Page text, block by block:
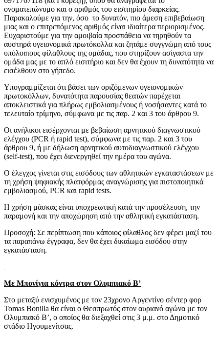
ονοματεπώνυμο και ο αριθμός του εισιτηρίου διαρκείας.
Παρακαλούμε για την, όσο το δυνατόν, πιο άμεση επιβεβαίωση
μιας και ο επιτρεπόμενος αριθμός είναι ιδιαίτερα περιορισμένος.
Ευχαριστούμε για την αμοιβαία προσπάθεια να τηρηθούν τα
αυστηρά υγειονομικά πρωτόκολλα και ζητάμε συγγνώμη από τους
υπόλοιπους φίλαθλους της ομάδας, που στηρίζουν ασίγαστα την
ομάδα μας με το απλό εισιτήριο και δεν θα έχουν τη δυνατότητα να
εισέλθουν στο γήπεδο.
Υπογραμμίζεται ότι βάσει των οριζόμενων υγειονομικών
πρωτοκόλλων, δυνατότητα παρουσίας θεατών παρέχεται
αποκλειστικά για πλήρως εμβολιασμένους ή νοσήσαντες κατά το
τελευταίο τρίμηνο, σύμφωνα με τις παρ. 2 και 3 του άρθρου 9.
Οι ανήλικοι εισέρχονται με βεβαίωση αρνητικού διαγνωστικού
ελέγχου (PCR ή rapid test), σύμφωνα με τις παρ. 2 και 3 του
άρθρου 9, ή με δήλωση αρνητικού αυτοδιαγνωστικού ελέγχου
(self-test), που έχει διενεργηθεί την ημέρα του αγώνα.
Ο έλεγχος γίνεται στις εισόδους των αθλητικών εγκαταστάσεων με
τη χρήση ψηφιακής πλατφόρμας αναγνώρισης για πιστοποιητικά
εμβολιασμού, PCR και rapid tests.
Η χρήση μάσκας είναι υποχρεωτική κατά την προσέλευση, την
παραμονή και την αποχώρηση από την αθλητική εγκατάσταση.
Προσοχή: Σε περίπτωση που κάποιος φίλαθλος δεν φέρει μαζί του
τα παραπάνω έγγραφα, δεν θα έχει δικαίωμα εισόδου στην
εγκατάσταση.
Με Μπονίγια κόντρα στον Ολυμπιακό Β’
Στο μεταξύ ενισχυμένος με τον 23χρονο Αργεντίνο σέντερ φορ
Tomas Bonilla θα είναι ο Θεσπρωτός στον αυριανό αγώνα με τον
Ολυμπιακό Β’, ο οποίος θα διεξαχθεί στις 3 μ.μ. στο Δημοτικό
στάδιο Ηγουμενίτσας.